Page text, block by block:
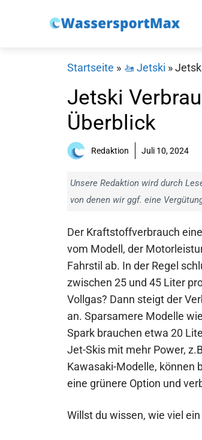
Startseite » 🚤 Jetski »
Jetski
Überblick
Redaktion Juli 10, 2024
Unsere Redaktion wird durch
von denen wir ggf. eine
Der Kraftstoffverbrauch
vom Modell, der
Fahrstil ab. In der Regel
zwischen 25 und 45 Liter
Vollgas? Dann steigt der
an. Sparsamere Modelle
Spark brauchen etwa 20
Jet-Skis mit mehr Power,
Kawasaki-Modelle, können
eine grünere Option und
Willst du wissen, wie viel